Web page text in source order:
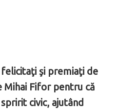
şi premiaţi de
Fifor pentru că
civic, ajutând